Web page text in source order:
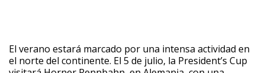
El verano estará marcado por una intensa actividad en
el norte del continente. El 5 de julio, la President’s Cup